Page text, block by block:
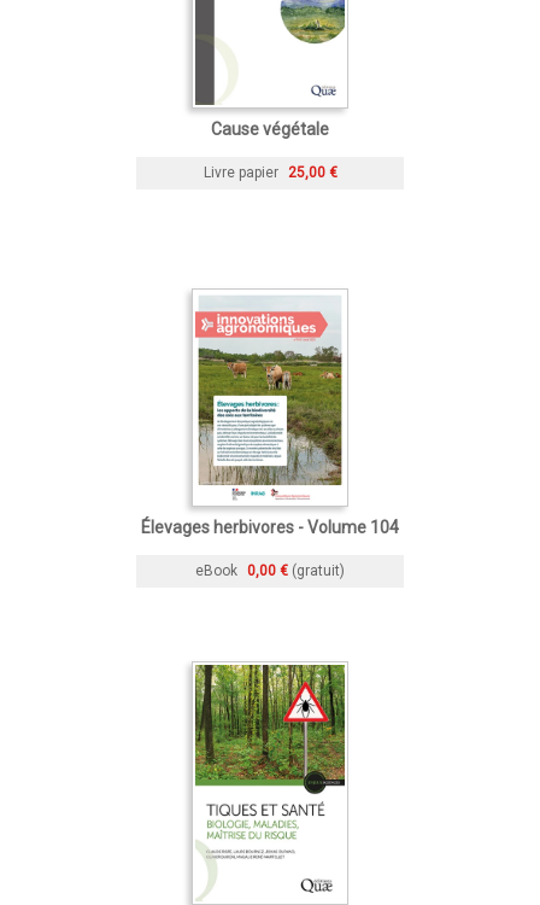
Cause végétale
Livre papier 25,00 €
Élevages herbivores - Volume 104
eBook 0,00 € (gratuit)